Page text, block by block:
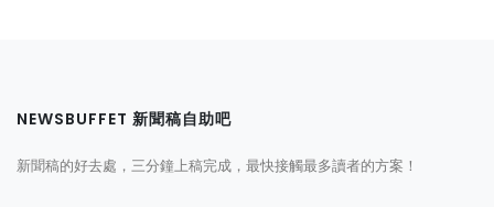
NEWSBUFFET 新聞稿自助吧
新聞稿的好去處，三分鐘上稿完成，最快接觸最多讀者的方案！